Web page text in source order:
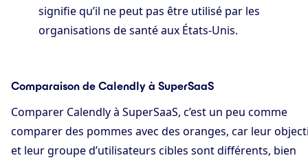
signifie qu’il ne peut pas être utilisé par les
organisations de santé aux États-Unis.
Comparaison de Calendly à SuperSaaS
Comparer Calendly à SuperSaaS, c’est un peu comme
comparer des pommes avec des oranges, car leur
et leur groupe d’utilisateurs cibles sont différents, bien